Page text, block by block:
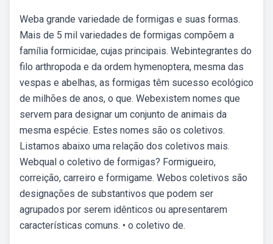
Weba grande variedade de formigas e suas formas.
Mais de 5 mil variedades de formigas compõem a
família formicidae, cujas principais. Webintegrantes do
filo arthropoda e da ordem hymenoptera, mesma das
vespas e abelhas, as formigas têm sucesso ecológico
de milhões de anos, o que. Webexistem nomes que
servem para designar um conjunto de animais da
mesma espécie. Estes nomes são os coletivos.
Listamos abaixo uma relação dos coletivos mais.
Webqual o coletivo de formigas? Formigueiro,
correição, carreiro e formigame. Webos coletivos são
designações de substantivos que podem ser
agrupados por serem idênticos ou apresentarem
características comuns. • o coletivo de.